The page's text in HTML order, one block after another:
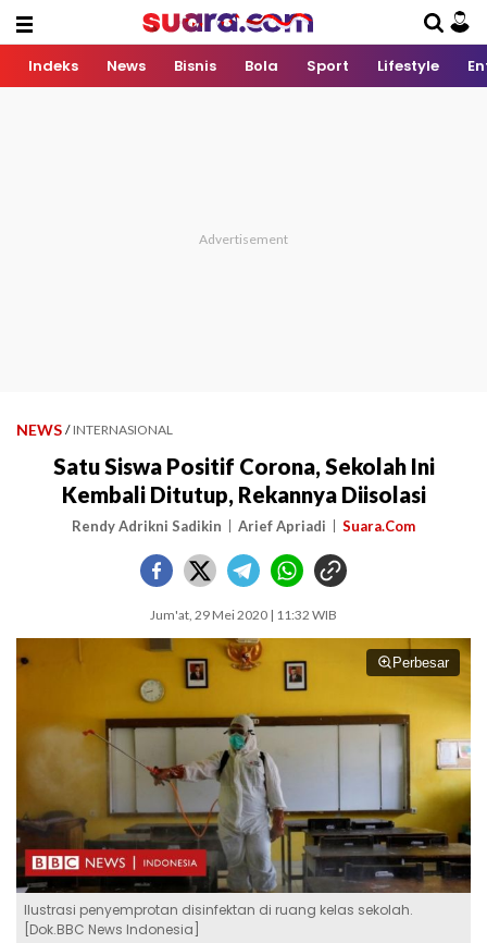
Indeks News Bisnis Bola Sport Lifestyle
NEWS / INTERNASIONAL
Satu Siswa Positif Corona, Sekolah Ini
Kembali Ditutup, Rekannya Diisolasi
Rendy Adrikni Sadikin Arief Apriadi Suara.Com
Jum'at, 29 Mei 2020 | 11:32 WIB
Perbesar
Ilustrasi penyemprotan disinfektan di ruang kelas sekolah.
[Dok.BBC News Indonesia]